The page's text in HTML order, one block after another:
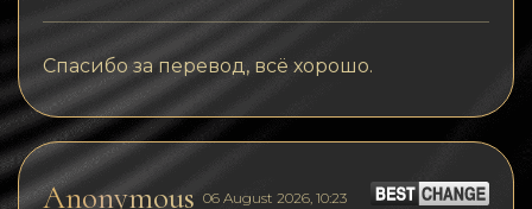
Спасибо за перевод, всё хорошо.
Anonymous 06 August 2026, 10:23